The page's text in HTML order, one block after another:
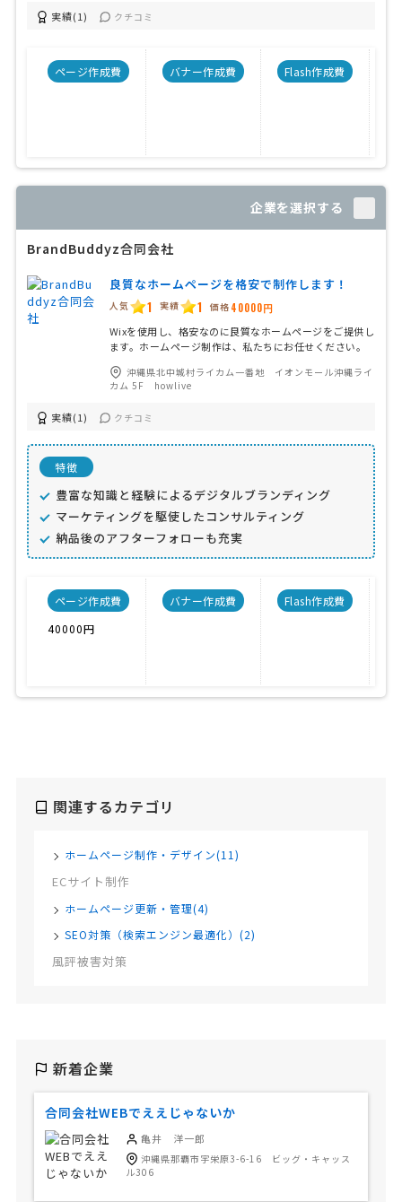
実績(1) クチコミ
ページ作成費 バナー作成費 Flash作成費
企業を選択する
BrandBuddyz合同会社
良質なホームページを格安で制作します！
人気 1 実績 1 価格 40000円
Wixを使用し、格安なのに良質なホームページをご提供し
ます。ホームページ制作は、私たちにお任せください。
沖縄県北中城村ライカム一番地 イオンモール沖縄ライ
カム 5F howlive
実績(1) クチコミ
特徴
豊富な知識と経験によるデジタルブランディング
マーケティングを駆使したコンサルティング
納品後のアフターフォローも充実
ページ作成費
40000円
バナー作成費 Flash作成費
関連するカテゴリ
ホームページ制作・デザイン(11)
ECサイト制作
ホームページ更新・管理(4)
SEO対策（検索エンジン最適化）(2)
風評被害対策
新着企業
合同会社WEBでええじゃないか
亀井 洋一郎
沖縄県那覇市宇栄原3-6-16 ビッグ・キャッス
ル306